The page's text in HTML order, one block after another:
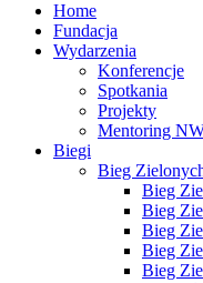
Home
Fundacja
Wydarzenia
Konferencje
Spotkania
Projekty
Mentoring
Biegi
Bieg
Bieg
Bieg
Bieg
Bieg
Bieg